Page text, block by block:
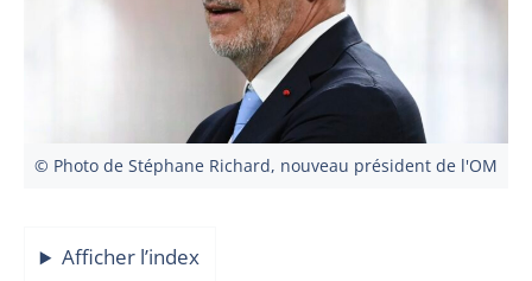
© Photo de Stéphane Richard, nouveau président de l'OM
Afficher l’index